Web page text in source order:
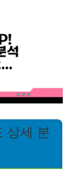
상세 분